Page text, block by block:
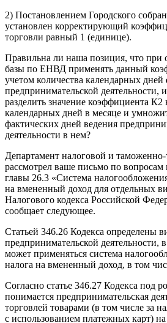
2) Постановлением Городского
установлен корректирующий
торговли равный 1 (единице).
Правильна ли наша позиция, что при
базы по ЕНВД применять данный
учетом количества календарных дней
предпринимательской деятельности,
разделить значение коэффициента К2
календарных дней в месяце и
фактических дней ведения
деятельности в нем?
Департамент налоговой и
рассмотрел ваше письмо по
главы 26.3 «Система
на вмененный доход для отдельных
Налогового кодекса Российской
сообщает следующее.
Статьей 346.26 Кодекса определены
предпринимательской деятельности,
может применяться система
налога на вмененный доход, в том
Согласно статье 346.27 Кодекса под
понимается предпринимательская
торговлей товарами (в том числе за
с использованием платежных карт)